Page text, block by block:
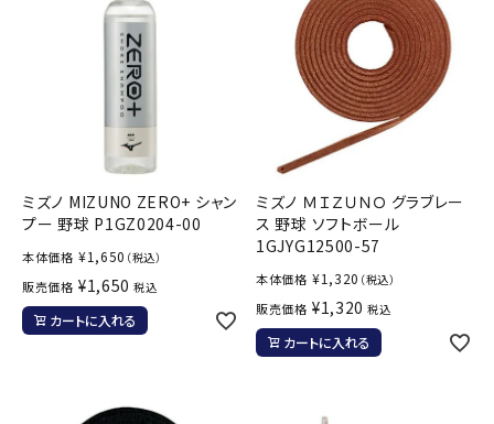
ミズノ MIZUNO ZERO+ シャン
プー 野球 P1GZ0204-00
本体価格 ¥1,650 （税込）
販売価格 ¥1,650 税込
カートに入れる
ミズノ ＭＩＺＵＮＯ グラブレー
ス 野球 ソフトボール
1GJYG12500-57
本体価格 ¥1,320 （税込）
販売価格 ¥1,320 税込
カートに入れる